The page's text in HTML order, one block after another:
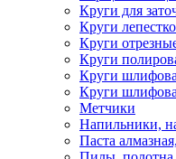
Круги для
Круги
Круги
Круги
Круги
Круги
Метчики
Напильники,
Паста